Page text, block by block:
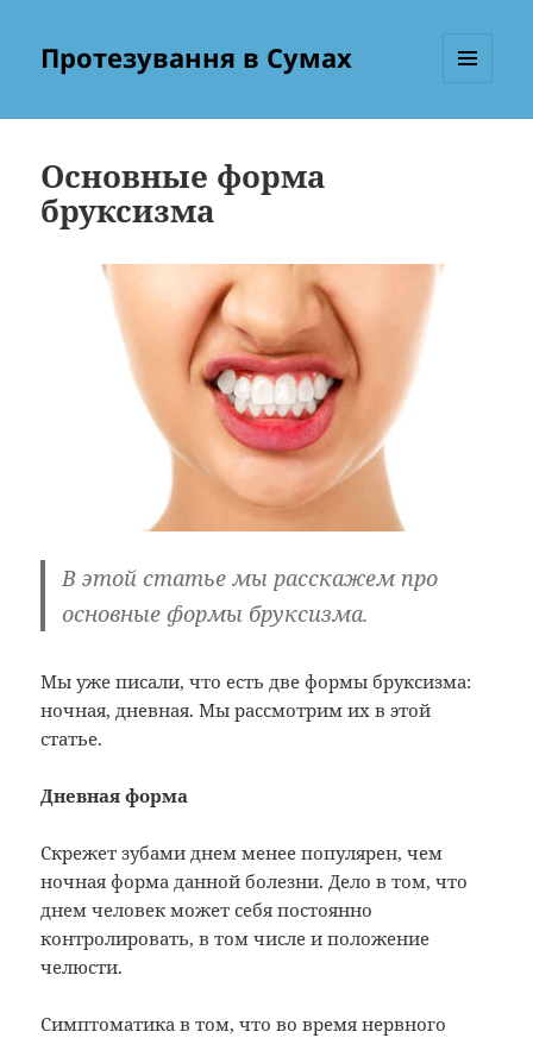
Протезування в Сумах
Основные форма
бруксизма
В этой статье мы расскажем про
основные формы бруксизма.
Мы уже писали, что есть две формы бруксизма:
ночная, дневная. Мы рассмотрим их в этой
статье.
Дневная форма
Скрежет зубами днем менее популярен, чем
ночная форма данной болезни. Дело в том, что
днем человек может себя постоянно
контролировать, в том числе и положение
челюсти.
Симптоматика в том, что во время нервного